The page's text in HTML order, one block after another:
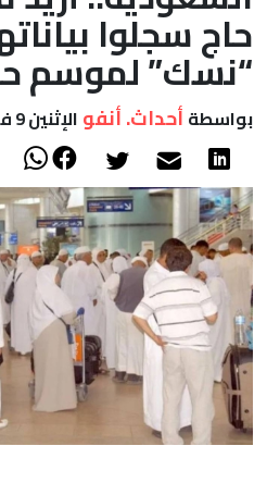
حاج سجلوا
“نسك” لموسم حج
بواسطة أحداث. أنفو الإثنين 9 فبراير, 2026 - 18:25